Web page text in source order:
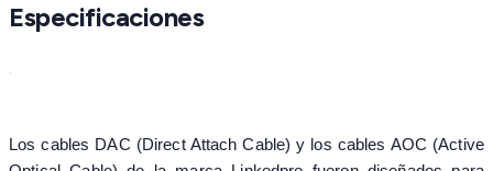
Especificaciones
Los cables DAC (Direct Attach Cable) y los cables AOC (Active